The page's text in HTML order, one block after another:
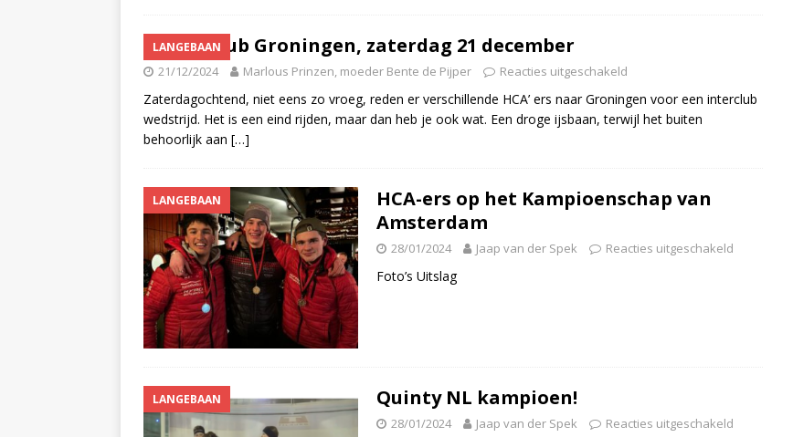
LANGEBAAN
Interclub Groningen, zaterdag 21 december
21/12/2024 Marlous Prinzen, moeder Bente de Pijper Reacties uitgeschakeld
Zaterdagochtend, niet eens zo vroeg, reden er verschillende HCA’ ers naar Groningen voor een interclub
wedstrijd. Het is een eind rijden, maar dan heb je ook wat. Een droge ijsbaan, terwijl het buiten
behoorlijk aan […]
LANGEBAAN
HCA-ers op het Kampioenschap van
Amsterdam
28/01/2024 Jaap van der Spek Reacties uitgeschakeld
Foto’s Uitslag
LANGEBAAN Quinty NL kampioen!
28/01/2024 Jaap van der Spek Reacties uitgeschakeld